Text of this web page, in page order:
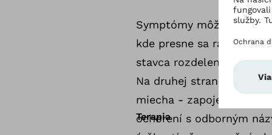
Symptómy môžu byť
kde presne sa rázštep
stavca rozdelený na dve
Na druhej strane,
miecha - zapojené do
ochorení s odborným
Terapia